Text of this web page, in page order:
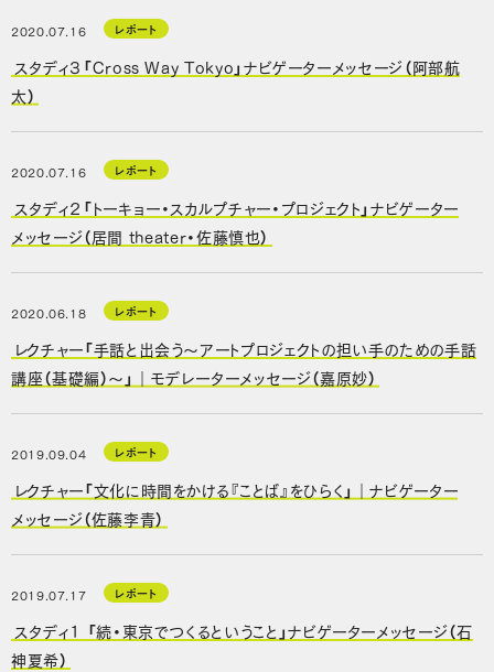
2020.07.16 レポート
スタディ３「Cross Way Tokyo」ナビゲーターメッセージ（阿部航
太）
2020.07.16 レポート
スタディ２「トーキョー・スカルプチャー・プロジェクト」ナビゲーター
メッセージ（居間 theater・佐藤慎也）
2020.06.18 レポート
レクチャー「手話と出会う～アートプロジェクトの担い手のための手話
講座（基礎編）～」｜モデレーターメッセージ（嘉原妙）
2019.09.04 レポート
レクチャー「文化に時間をかける『ことば』をひらく」｜ナビゲーター
メッセージ（佐藤李青）
2019.07.17 レポート
スタディ1 「続・東京でつくるということ」ナビゲーターメッセージ（石
神夏希）